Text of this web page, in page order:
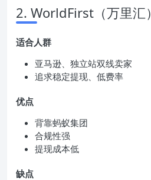
2. WorldFirst（万里汇）
适合人群
亚马逊、独立站双线卖家
追求稳定提现、低费率
优点
背靠蚂蚁集团
合规性强
提现成本低
缺点